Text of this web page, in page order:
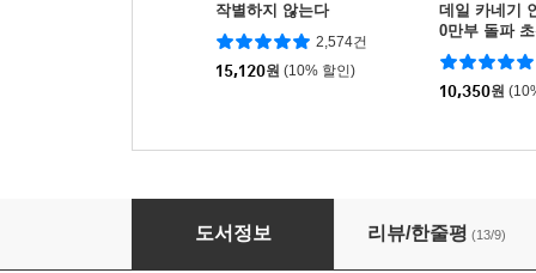
작별하지 않는다
2,574건
15,120원 (10% 할인)
데일 카네기
0만부 돌파
역본)
10,350원
한자의 풍경
도서정보 리뷰/한줄평 (13/9)